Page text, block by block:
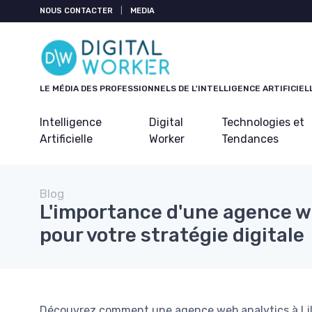
NOUS CONTACTER MEDIA
LE MÉDIA DES PROFESSIONNELS DE L'INTELLIGENCE
Intelligence
Artificielle
Digital
Worker
Technologies et
Tendances
Blog
L'importance d'une agence
pour votre stratégie digitale
Panneau de gestion des cookies